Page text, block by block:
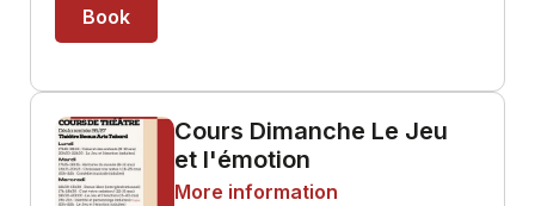
Book
Cours Dimanche Le Jeu
et l'émotion
More information